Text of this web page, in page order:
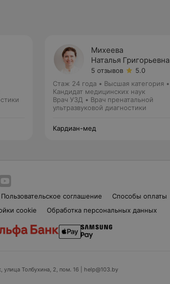
Михеева
Наталья Григорьевна
5 отзывов
5.0
Стаж 24 года • Высшая категория •
Кандидат медицинских наук
Врач УЗД • Врач пренатальной
ультразвуковой диагностики
Кардиан-мед
Пользовательское соглашение Способы оплаты
cookie Обработка персональных данных
улица Толбухина, 2, пом. 16 | help@103.by